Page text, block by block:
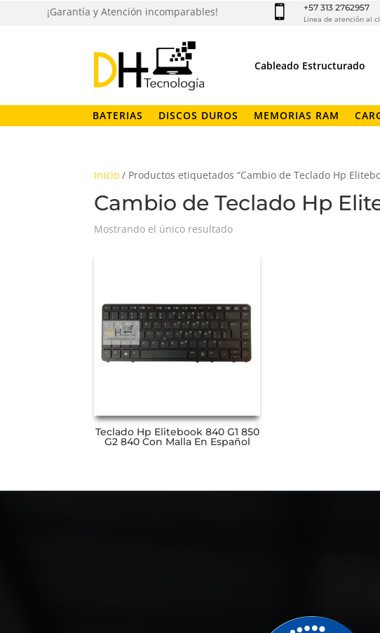
¡Garantía y Atención incomparables!  +57 313 2762957
Linea de atención al
Cableado Estructurado
BATERIAS DISCOS DUROS MEMORIAS RAM
Inicio / Productos etiquetados “Cambio de Teclado Hp
Cambio de Teclado Hp
Mostrando el único resultado
Teclado Hp Elitebook 840 G1 850
G2 840 Con Malla En Español